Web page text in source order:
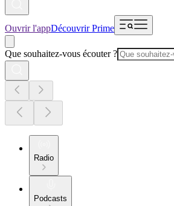
Ouvrir l'appDécouvrir Prime
Que souhaitez-vous écouter ?
Radio
Podcasts